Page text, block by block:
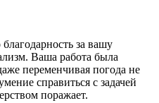
за вашу
Ваша работа была
переменчивая погода не
справиться с задачей
поражает.